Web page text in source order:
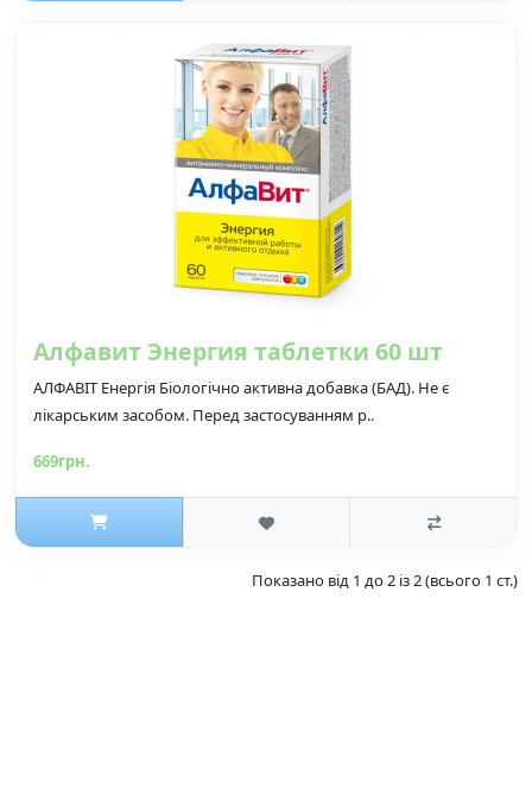
Алфавит Энергия таблетки 60 шт
АЛФАВІТ Енергія Біологічно активна добавка (БАД). Не є
лікарським засобом. Перед застосуванням р..
669грн.
Показано від 1 до 2 із 2 (всього 1 ст.)